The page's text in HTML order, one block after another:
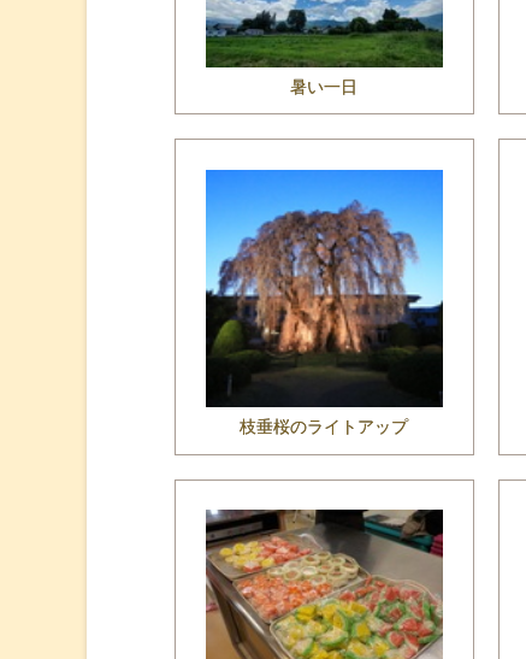
暑い一日
枝垂桜のライトアップ